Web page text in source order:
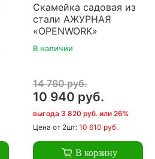
Скамейка садовая из
стали АЖУРНАЯ
«OPENWORK»
В наличии
14 760 руб.
10 940 руб.
выгода 3 820 руб. или 26%
Цена от 2шт: 10 610 руб.
В корзину